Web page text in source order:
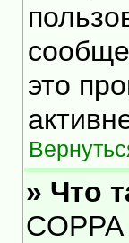
это
» Что